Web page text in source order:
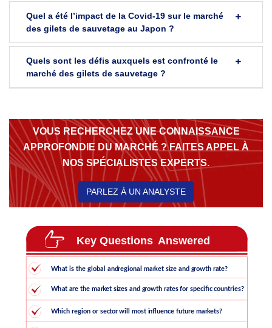
Quel a été l’impact de la Covid-19 sur le marché
des gilets de sauvetage au Japon ?
Quels sont les défis auxquels est confronté le
marché des gilets de sauvetage ?
VOUS RECHERCHEZ UNE CONNAISSANCE
APPROFONDIE DU MARCHÉ ? FAITES APPEL À
NOS SPÉCIALISTES EXPERTS.
PARLEZ À UN ANALYSTE